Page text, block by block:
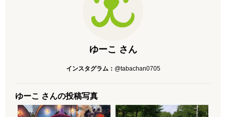
ゆーこ さん
インスタグラム： @tabachan0705
ゆーこ さんの投稿写真